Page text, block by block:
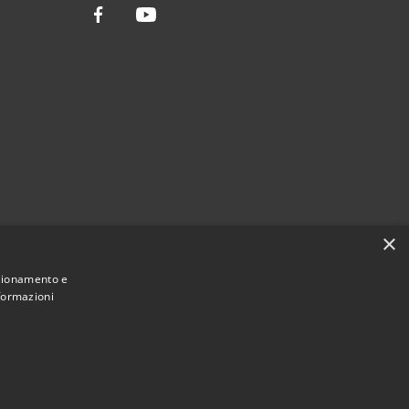
Facebook
Straordinario • Powered by
×
e